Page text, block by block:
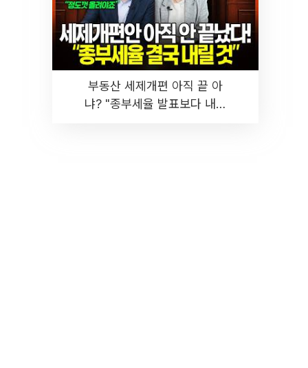
부동산 세제개편 아직 끝 아
냐? "종부세율 발표보다 내릴